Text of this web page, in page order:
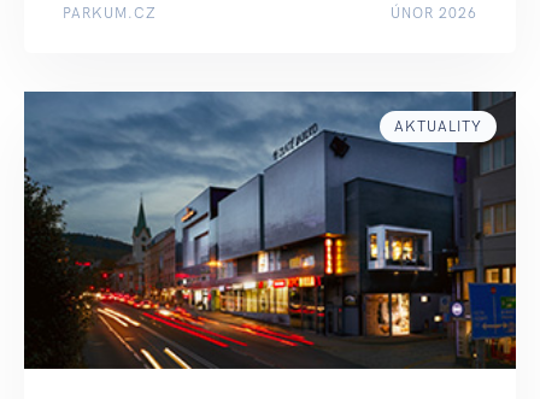
PARKUM.CZ ÚNOR 2026
AKTUALITY